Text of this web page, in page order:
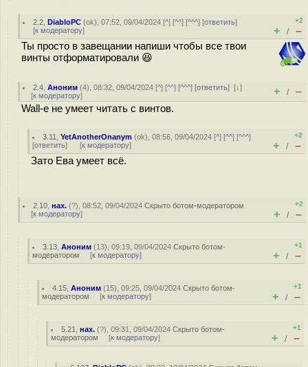
2.2 ,DiabloPC (ok), 07:52, 09/04/2024 [^] [^^] [^^^] [ответить]
[к модератору]
+2
+ / –
Ты просто в завещании напиши чтобы все твои
винты отформатировали 😆
2.4 ,Аноним (4), 08:32, 09/04/2024 [^] [^^] [^^^] [ответить][↓]
[к модератору] + / –
Wall-e не умеет читать с винтов.
3.11 ,YetAnotherOnanym (ok), 08:56, 09/04/2024 [^] [^^] [^^^]
[ответить] [к модератору]
+2
+ / –
Зато Ева умеет всё.
2.10 ,нах. (?), 08:52, 09/04/2024Скрыто ботом-модератором
[к модератору]
+2
+ / –
3.13 ,Аноним (13), 09:19, 09/04/2024Скрыто ботом-
модератором [к модератору]
+1
+ / –
4.15 ,Аноним (15), 09:25, 09/04/2024Скрыто ботом-
модератором [к модератору]
+1
+ / –
5.21 ,нах. (?), 09:31, 09/04/2024Скрыто ботом-
модератором [к модератору]
+1
+ / –